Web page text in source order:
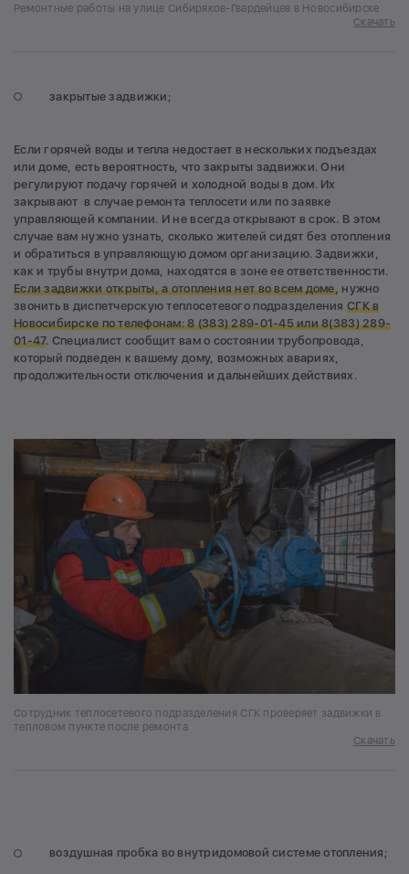
Ремонтные работы на улице Сибиряков-Гвардейцев в Новосибирске
Скачать
закрытые задвижки;
Если горячей воды и тепла недостает в нескольких подъездах
или доме, есть вероятность, что закрыты задвижки. Они
регулируют подачу горячей и холодной воды в дом. Их
закрывают в случае ремонта теплосети или по заявке
управляющей компании. И не всегда открывают в срок. В этом
случае вам нужно узнать, сколько жителей сидят без отопления
и обратиться в управляющую домом организацию. Задвижки,
как и трубы внутри дома, находятся в зоне ее ответственности.
Если задвижки открыты, а отопления нет во всем доме, нужно
звонить в диспетчерскую теплосетевого подразделенияСГК в
Новосибирске по телефонам: 8 (383) 289-01-45 или 8(383) 289-
01-47. Специалист сообщит вам о состоянии трубопровода,
который подведен к вашему дому, возможных авариях,
продолжительности отключения и дальнейших действиях.
Сотрудник теплосетевого подразделения СГК проверяет задвижки в
тепловом пункте после ремонта
Скачать
воздушная пробка во внутридомовой системе отопления;